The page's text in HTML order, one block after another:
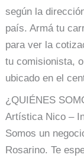
según la
país. Armá tu
para ver la
tu comisionista,
ubicado en el
¿QUIÉNES
Artística Nico –
Somos un
Rosarino. Te